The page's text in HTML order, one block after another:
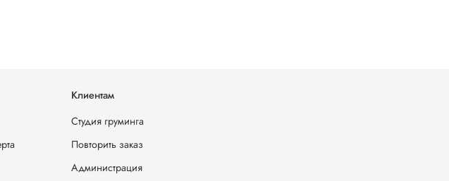
Клиентам
Студия груминга
Повторить заказ
Администрация